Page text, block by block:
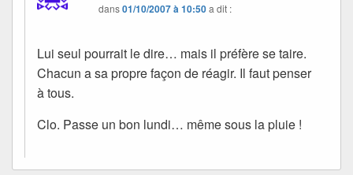
dans01/10/2007 à 10:50a dit :
Lui seul pourrait le dire… mais il préfère se taire.
Chacun a sa propre façon de réagir. Il faut penser
à tous.
Clo. Passe un bon lundi… même sous la pluie !